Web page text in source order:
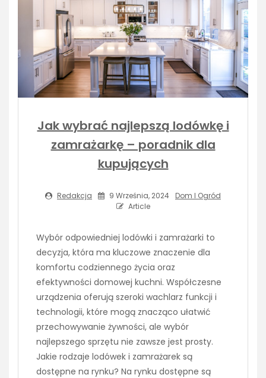
Jak wybrać najlepszą lodówkę i
zamrażarkę – poradnik dla
kupujących
Redakcja 9 Września, 2024
Dom I Ogród
Article
Wybór odpowiedniej lodówki i zamrażarki to
decyzja, która ma kluczowe znaczenie dla
komfortu codziennego życia oraz
efektywności domowej kuchni. Współczesne
urządzenia oferują szeroki wachlarz funkcji i
technologii, które mogą znacząco ułatwić
przechowywanie żywności, ale wybór
najlepszego sprzętu nie zawsze jest prosty.
Jakie rodzaje lodówek i zamrażarek są
dostępne na rynku? Na rynku dostępne są